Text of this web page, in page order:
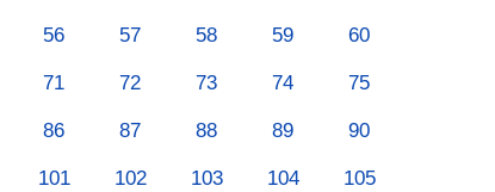
56 57 58 59 60
71 72 73 74 75
86 87 88 89 90
101 102 103 104 105